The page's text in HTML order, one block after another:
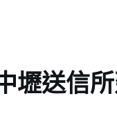
壢送信